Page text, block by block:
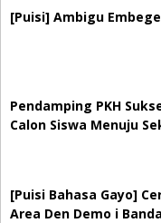
[Puisi] Ambigu Embege
Pendamping PKH
Calon Siswa Menuju
[Puisi Bahasa Gayo]
Area Den Demo i